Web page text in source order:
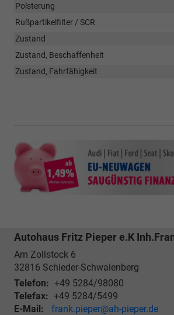
Polsterung
Rußpartikelfilter / SCR
Zustand
Zustand, Beschaffenheit
Zustand, Fahrfähigkeit
Autohaus Fritz Pieper e.K
Am Zollstock 6
32816 Schieder-Schwalenberg
Telefon: +49 5284/98080
Telefax: +49 5284/5499
E-Mail:
frank.pieper@ah-pieper.de